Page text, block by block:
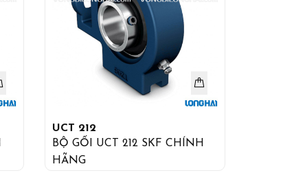
UCT 212
BỘ GỐI UCT 212 SKF CHÍNH
HÃNG